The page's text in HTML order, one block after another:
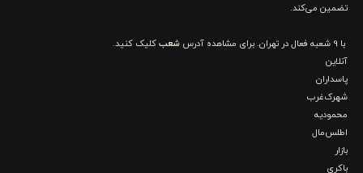
رنگ‌های غالب این ست، آبی تیره و قرمز هستند که با تم اکثر اتاق‌های
پسرانه هماهنگی کامل دارند. این رنگ‌ها نه تنها جذاب و هیجان‌انگیز
هستند، بلکه باعث می‌شوند تصویر مرد عنکبوتی روی کاور لحاف
برجسته و دیدنی شود. استفاده از رنگ‌های قوی و متضاد به کودک
تضمین می‌کند.
با 9 شعبه فعال در تهران. برای مشاهده آدرس شعبکلیک کنید.
آنلاین
پاسداران
شهرک‌غرب
محمودیه
اطلس‌مال
بازار
باکری